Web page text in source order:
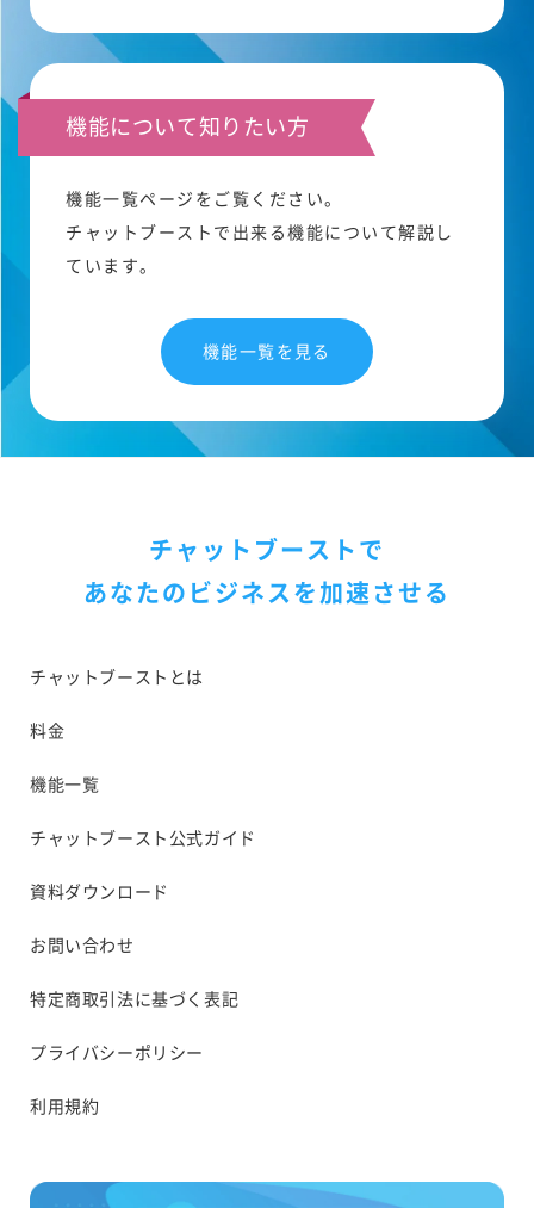
機能について知りたい方
機能一覧ページをご覧ください。
チャットブーストで出来る機能について解説し
ています。
機能一覧を見る
チャットブーストで
あなたのビジネスを加速させる
チャットブーストとは
料金
機能一覧
チャットブースト公式ガイド
資料ダウンロード
お問い合わせ
特定商取引法に基づく表記
プライバシーポリシー
利用規約